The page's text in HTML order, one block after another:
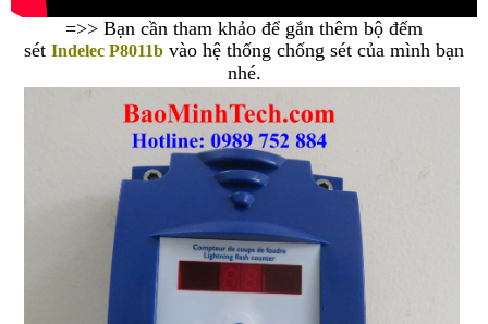
=>> Bạn cần tham khảo để gắn thêm bộ đếm
sét Indelec P8011b vào hệ thống chống sét của mình bạn
nhé.